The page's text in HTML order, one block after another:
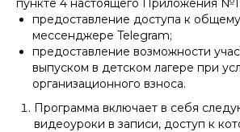
пункте 4 настоящего Приложения
предоставление доступа к
мессенджере Telegram;
предоставление возможности
выпуском в детском лагере при
организационного взноса.
Программа включает в себя
видеоуроки в записи, доступ к